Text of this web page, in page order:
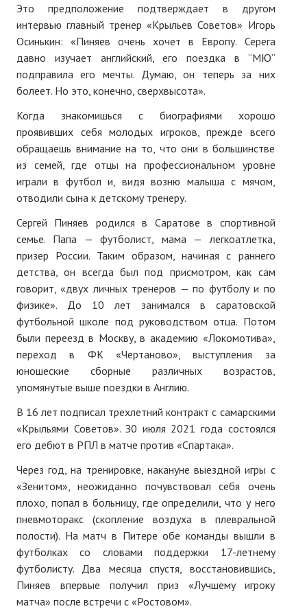
№ 1
№ 2
№ 4
№ 6
№ 8
КНИГИ
Список наших книг
Страница поиска
Новые книги
Е. Богатырев «Повесть об олимпийском характере»
В. Щагин «Мяч и время»
ПОДПИСКА
Наложенный платеж
Подписка 2026
Подписка онлайн на печатную версию
ТАКОВА СПОРТИВНАЯ ЖИЗНЬ
КОНТАКТЫ
Это предположение подтверждает в другом
интервью главный тренер «Крыльев Советов» Игорь
Осинькин: «Пиняев очень хочет в Европу. Серега
давно изучает английский, его поездка в “МЮ”
подправила его мечты. Думаю, он теперь за них
болеет. Но это, конечно, сверхвысота».
Когда знакомишься с биографиями хорошо
проявивших себя молодых игроков, прежде всего
обращаешь внимание на то, что они в большинстве
из семей, где отцы на профессиональном уровне
играли в футбол и, видя возню малыша с мячом,
отводили сына к детскому тренеру.
Сергей Пиняев родился в Саратове в спортивной
семье. Папа — футболист, мама — легкоатлетка,
призер России. Таким образом, начиная с раннего
детства, он всегда был под присмотром, как сам
говорит, «двух личных тренеров — по футболу и по
физике». До 10 лет занимался в саратовской
футбольной школе под руководством отца. Потом
были переезд в Москву, в академию «Локомотива»,
переход в ФК «Чертаново», выступления за
юношеские сборные различных возрастов,
упомянутые выше поездки в Англию.
В 16 лет подписал трехлетний контракт с самарскими
«Крыльями Советов». З0 июля 2021 года состоялся
его дебют в РПЛ в матче против «Спартака».
Через год, на тренировке, накануне выездной игры с
«Зенитом», неожиданно почувствовал себя очень
плохо, попал в больницу, где определили, что у него
пневмоторакс (скопление воздуха в плевральной
полости). На матч в Питере обе команды вышли в
футболках со словами поддержки 17-летнему
футболисту. Два месяца спустя, восстановившись,
Пиняев впервые получил приз «Лучшему игроку
матча» после встречи с «Ростовом».